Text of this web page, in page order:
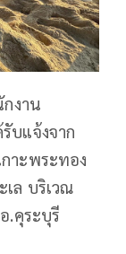
งาน
บแจ้งจาก
าะพระทอง
เล บริเวณ
.คุระบุรี